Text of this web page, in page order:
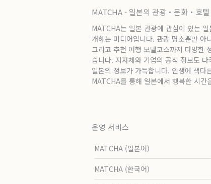
MATCHA - 일본의 관광・문화・호
MATCHA는 일본 관광에 관심이 있는
개하는 미디어입니다. 관광 명소뿐만
그리고 추천 여행 모델코스까지 다양한
습니다. 지자체와 기업의 공식 정보도
일본의 정보가 가득합니다. 인생에 색다
MATCHA를 통해 일본에서 행복한 시간
운영 서비스
MATCHA (일본어)
MATCHA (한국어)